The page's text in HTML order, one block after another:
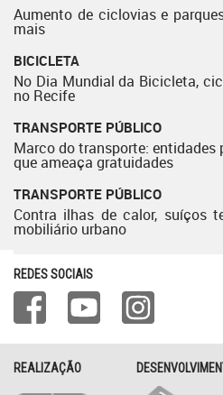
Aumento de ciclovias e
mais
BICICLETA
No Dia Mundial da Bicicleta,
no Recife
TRANSPORTE PÚBLICO
Marco do transporte: entidades
que ameaça gratuidades
TRANSPORTE PÚBLICO
Contra ilhas de calor, suíços
mobiliário urbano
REDES SOCIAIS
REALIZAÇÃO